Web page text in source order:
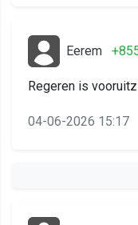
Eerem
Regeren is
04-06-2026 15:17